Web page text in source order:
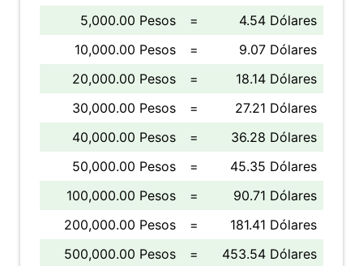
5,000.00 Pesos
=
4.54 Dólares
10,000.00 Pesos
=
9.07 Dólares
20,000.00 Pesos
=
18.14 Dólares
30,000.00 Pesos
=
27.21 Dólares
40,000.00 Pesos
=
36.28 Dólares
50,000.00 Pesos
=
45.35 Dólares
100,000.00 Pesos
=
90.71 Dólares
200,000.00 Pesos
=
181.41 Dólares
500,000.00 Pesos
= 453.54 Dólares